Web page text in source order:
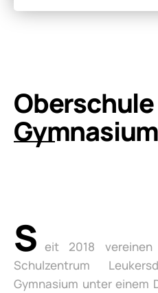
Oberschule
S eit 2018
Schulzentrum
Gymnasium unter einem